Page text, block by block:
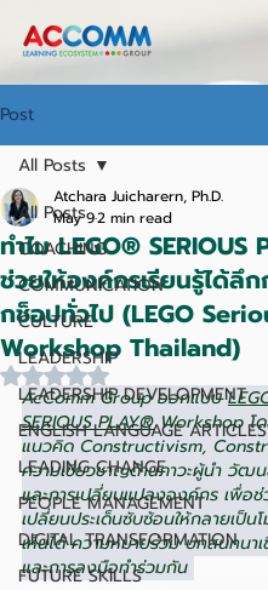
Post
All Posts
COACHING
COMMUNICATION
CULTURE
LEADERSHIP
LEADERSHIP DEVELOPMENT
ENGLISH LANGUAGE ARTICLES
LEADING CHANGE
PEOPLE MANAGEMENT
DIGITAL TRANSFORMATION
FUTURE SKILLS
All Posts
ทำไม LEGO®
ช่วยให้องค์กรเรียนรู้ได้ลึก
กช็อปทั่วไป (LEGO
Workshop Thailand)
Atchara Juicharern, Ph.D.
May 92 min read
Rated NaN out of 5 stars.
AcComm Group ออกแบบ
SERIOUS PLAY® Workshop โ
แนวคิด Constructivism,
ความเชี่ยวชาญด้านภาวะผู้นำ วัฒน
และการเปลี่ยนแปลงองค์กร เพื่อ
เปลี่ยนประเด็นซับซ้อนให้กลายเป็น
เห็นได้ ความหมายร่วม บทสนทนา
และการลงมือทำร่วมกัน